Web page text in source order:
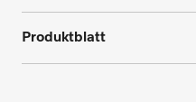
Produktblatt